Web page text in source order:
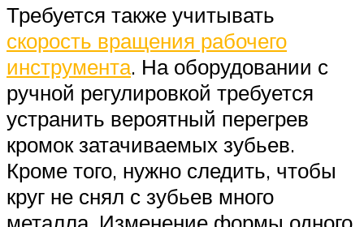
Требуется также учитывать
скорость вращения рабочего
инструмента. На оборудовании с
ручной регулировкой требуется
устранить вероятный перегрев
кромок затачиваемых зубьев.
Кроме того, нужно следить, чтобы
круг не снял с зубьев много